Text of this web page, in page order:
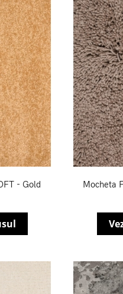
- Gold
Mocheta